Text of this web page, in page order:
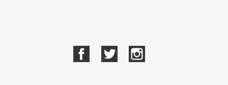
FacebookTwitter